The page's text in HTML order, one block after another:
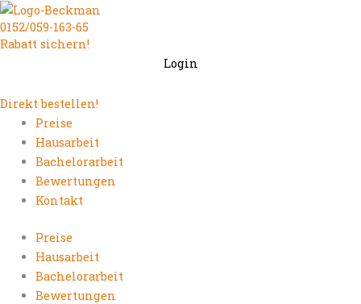
Zum
Inhalt
springen
0152/059-163-65
Rabatt sichern!
Login
Direkt bestellen!
Preise
Hausarbeit
Bachelorarbeit
Bewertungen
Kontakt
Preise
Hausarbeit
Bachelorarbeit
Bewertungen